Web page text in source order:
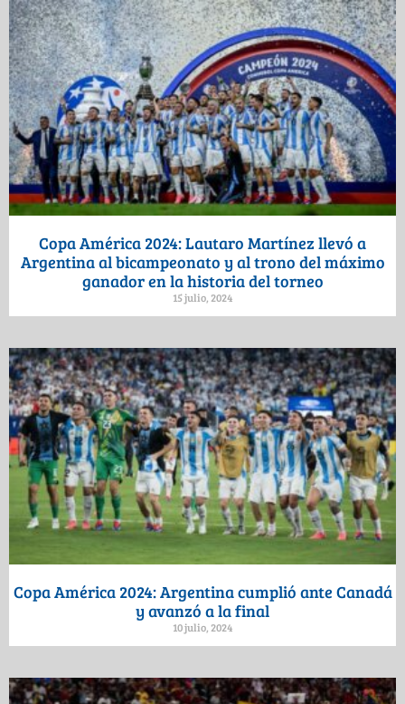
Copa América 2024: Lautaro Martínez llevó a
Argentina al bicampeonato y al trono del máximo
ganador en la historia del torneo
15 julio, 2024
Copa América 2024: Argentina cumplió ante Canadá
y avanzó a la final
10 julio, 2024